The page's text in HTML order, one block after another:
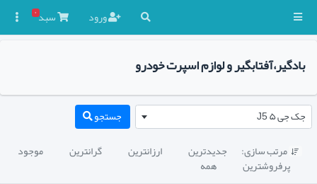
ورود سبد۰
بادگیر،آفتابگیر و لوازم اسپرت خودرو
جک جی ۵ J5 جستجو
 مرتب سازی: جدیدترین ارزانترین گرانترین موجود
پرفروشترین
همه